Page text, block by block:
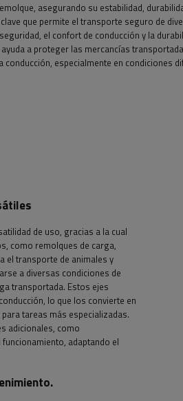
asegurando su estabilidad,
que permite el transporte seguro de
el confort de conducción y la
a proteger las mercancías
especialmente en condiciones
de uso, gracias a la cual
como remolques de carga,
el transporte de animales y
a diversas condiciones de
transportada. Estos ejes
lo que los convierte en
tareas más especializadas.
adicionales, como
adaptando el